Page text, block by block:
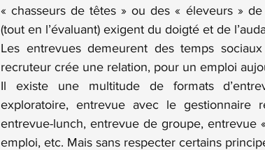
« chasseurs de têtes » ou des « éleveurs »
(tout en l’évaluant) exigent du doigté et de
Les entrevues demeurent des temps
recruteur crée une relation, pour un emploi
Il existe une multitude de formats
exploratoire, entrevue avec le gestionnaire
entrevue-lunch, entrevue de groupe, entrevue «
emploi, etc. Mais sans respecter certains